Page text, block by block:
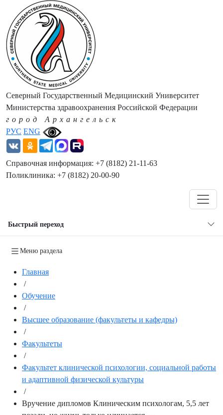
РУС ENG
Северный Государственный Медицинский Университет
Министерства здравоохранения Российской Федерации
город Архангельск
Справочная информация: +7 (8182) 21-11-63
Поликлиника: +7 (8182) 20-00-90
Быстрый переход
Меню раздела
Главная
/
Обучение
/
Высшее образование (факультеты и кафедры)
/
Факультеты
/
Факультет клинической психологии, социальной работы
и адаптивной физической культуры
/
Вручение дипломов Клиническим психологам, 5,5 лет